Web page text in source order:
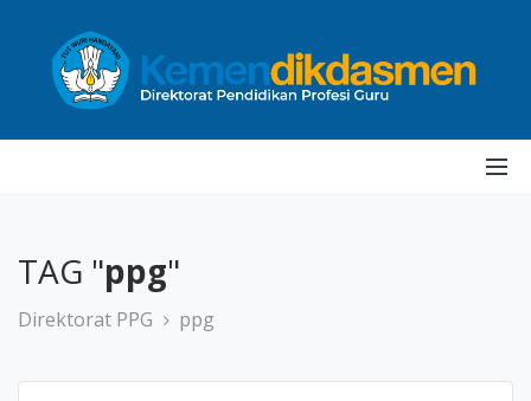
TAG "ppg"
Direktorat PPG ppg